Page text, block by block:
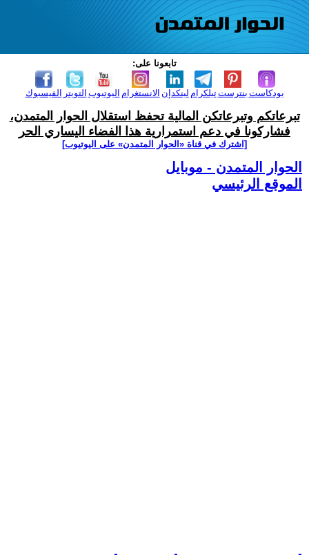
تابعونا على:
الفيسبوك التويتر اليوتيوب الانستغرام لينكدإن تيلكرامبنترست بودكاست
تبرعاتكم وتبرعاتكن المالية تحفظ استقلال الحوار المتمدن،
فشاركونا في دعم استمرارية هذا الفضاء اليساري الحر
[اشترك في قناة ‫«الحوار المتمدن» على اليوتيوب]
الحوار المتمدن - موبايل
الموقع الرئيسي